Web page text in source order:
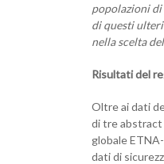
popolazioni di
di questi
nella scelta
Risultati del
Oltre ai dati
di tre abstract
globale
dati di